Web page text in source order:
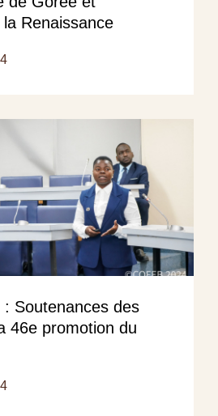
Renaissance
Soutenances des
46e promotion du